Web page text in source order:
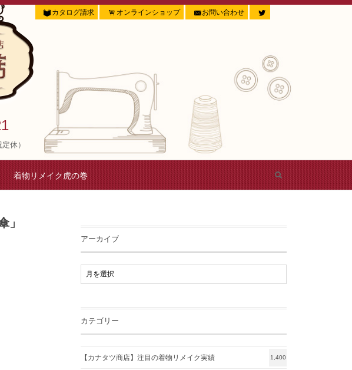
カタログ請求 オンラインショップ お問い合わせ
休）
着物リメイク虎の巻
」
アーカイブ
カテゴリー
【カナタツ商店】注目の着物リメイク実績 1,400